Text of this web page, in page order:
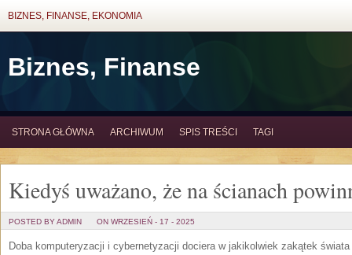
BIZNES, FINANSE, EKONOMIA
Biznes, Finanse
STRONA GŁÓWNA ARCHIWUM SPIS TREŚCI TAGI
Kiedyś uważano, że na ścianach
POSTED BY ADMIN ON WRZESIEŃ - 17 - 2025
Doba komputeryzacji i cybernetyzacji dociera w jakikolwiek zakątek